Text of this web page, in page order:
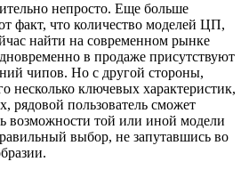
непросто. Еще больше
факт, что количество моделей ЦП,
найти на современном рынке
в продаже присутствуют
чипов. Но с другой стороны,
несколько ключевых характеристик,
рядовой пользователь сможет
возможности той или иной модели
выбор, не запутавшись во